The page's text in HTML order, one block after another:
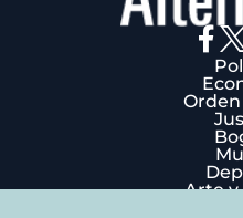
Arte y